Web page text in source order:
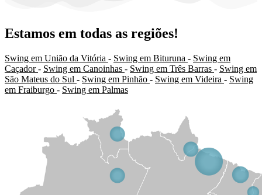
Estamos em todas as regiões!
Swing em União da Vitória - Swing em Bituruna - Swing em
Caçador- Swing em Canoinhas - Swing em Três Barras - Swing em
São Mateus do Sul - Swing em Pinhão - Swing em Videira - Swing
em Fraiburgo - Swing em Palmas